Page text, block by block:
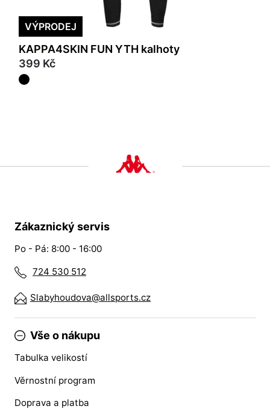
VÝPRODEJ
KAPPA4SKIN FUN YTH kalhoty
399 Kč
Zákaznický servis
Po - Pá: 8:00 - 16:00
724 530 512
Slabyhoudova@allsports.cz
Vše o nákupu
Tabulka velikostí
Věrnostní program
Doprava a platba